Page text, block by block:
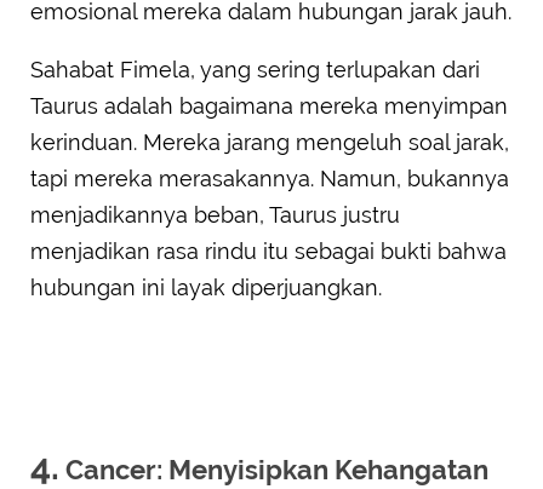
emosional mereka dalam hubungan jarak jauh.
Sahabat Fimela, yang sering terlupakan dari
Taurus adalah bagaimana mereka menyimpan
kerinduan. Mereka jarang mengeluh soal jarak,
tapi mereka merasakannya. Namun, bukannya
menjadikannya beban, Taurus justru
menjadikan rasa rindu itu sebagai bukti bahwa
hubungan ini layak diperjuangkan.
4. Cancer: Menyisipkan Kehangatan